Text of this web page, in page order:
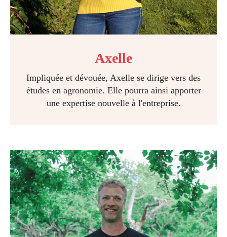
Axelle
Impliquée et dévouée, Axelle se dirige vers des
études en agronomie. Elle pourra ainsi apporter
une expertise nouvelle à l'entreprise.